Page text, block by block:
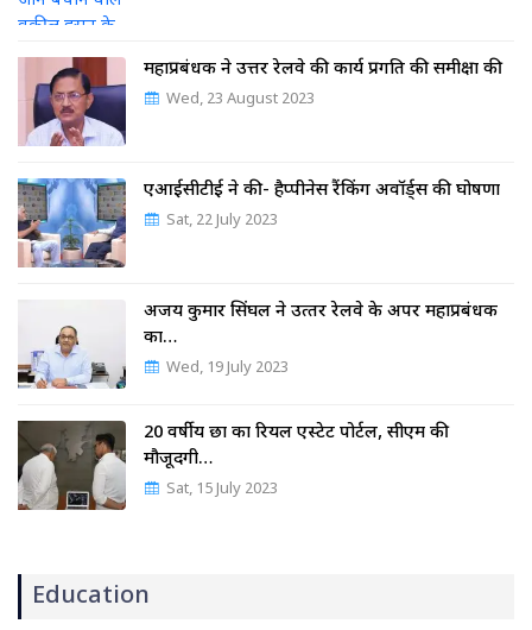
महाप्रबंधक ने उत्तर रेलवे की कार्य प्रगति की समीक्षा की
Wed, 23 August 2023
एआईसीटीई ने की- हैप्पीनेस रैंकिंग अवॉर्ड्स की घोषणा
Sat, 22 July 2023
अजय कुमार सिंघल ने उत्‍तर रेलवे के अपर महाप्रबंधक
का…
Wed, 19 July 2023
20 वर्षीय छात्र का रियल एस्टेट पोर्टल, सीएम की
मौजूदगी…
Sat, 15 July 2023
Education